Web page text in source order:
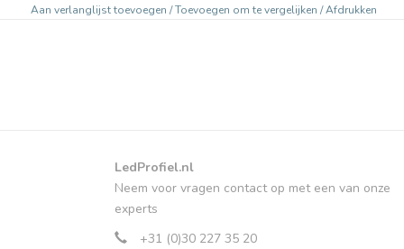
Aan verlanglijst toevoegen /Toevoegen om te vergelijken /Afdrukken
LedProfiel.nl
Neem voor vragen contact op met een van onze
experts
+31 (0)30 227 35 20